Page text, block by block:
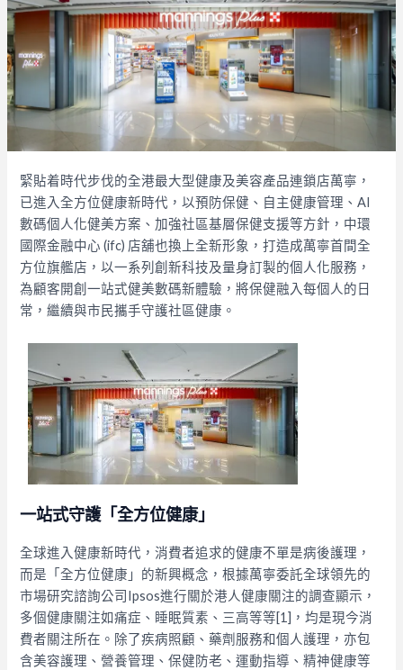
緊貼着時代步伐的全港最大型健康及美容產品連鎖店萬寧，
已進入全方位健康新時代，以預防保健、自主健康管理、AI
數碼個人化健美方案、加強社區基層保健支援等方針，中環
國際金融中心 (ifc) 店舖也換上全新形象，打造成萬寧首間全
方位旗艦店，以一系列創新科技及量身訂製的個人化服務，
為顧客開創一站式健美數碼新體驗，將保健融入每個人的日
常，繼續與市民攜手守護社區健康。
一站式守護「全方位健康」
全球進入健康新時代，消費者追求的健康不單是病後護理，
而是「全方位健康」的新興概念，根據萬寧委託全球領先的
市場研究諮詢公司Ipsos進行關於港人健康關注的調查顯示，
多個健康關注如痛症、睡眠質素、三高等等[1]，均是現今消
費者關注所在。除了疾病照顧、藥劑服務和個人護理，亦包
含美容護理、營養管理、保健防老、運動指導、精神健康等